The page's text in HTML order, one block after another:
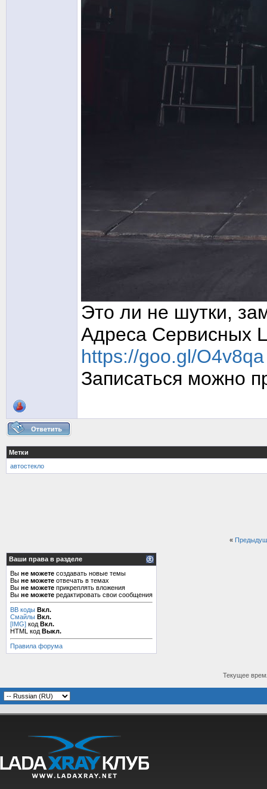
Это ли не шутки,
Адреса Сервисных
https://goo.gl/O4v8qa
Записаться можно
Метки
автостекло
«
Ваши права в разделе
Вы не можете создавать новые темы
Вы не можете отвечать в темах
Вы не можете прикреплять вложения
Вы не можете редактировать свои сообщения
BB коды Вкл.
Смайлы Вкл.
[IMG] код Вкл.
HTML код Выкл.
Правила форума
Текущее